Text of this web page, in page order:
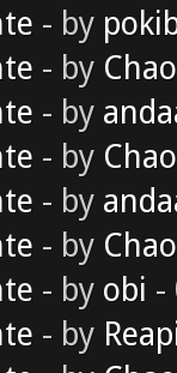
- by
- by
- by
- by
- by
- by
- by obi -
- by